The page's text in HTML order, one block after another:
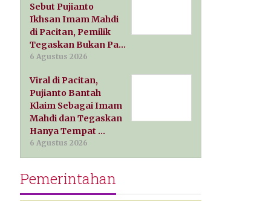
Sebut Pujianto
Ikhsan Imam Mahdi
di Pacitan, Pemilik
Tegaskan Bukan Pa…
6 Agustus 2026
Viral di Pacitan,
Pujianto Bantah
Klaim Sebagai Imam
Mahdi dan Tegaskan
Hanya Tempat …
6 Agustus 2026
Pemerintahan